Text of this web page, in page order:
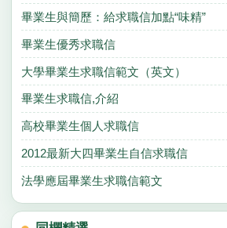
畢業生與簡歷：給求職信加點“味精”
畢業生優秀求職信
大學畢業生求職信範文（英文）
畢業生求職信,介紹
高校畢業生個人求職信
2012最新大四畢業生自信求職信
法學應屆畢業生求職信範文